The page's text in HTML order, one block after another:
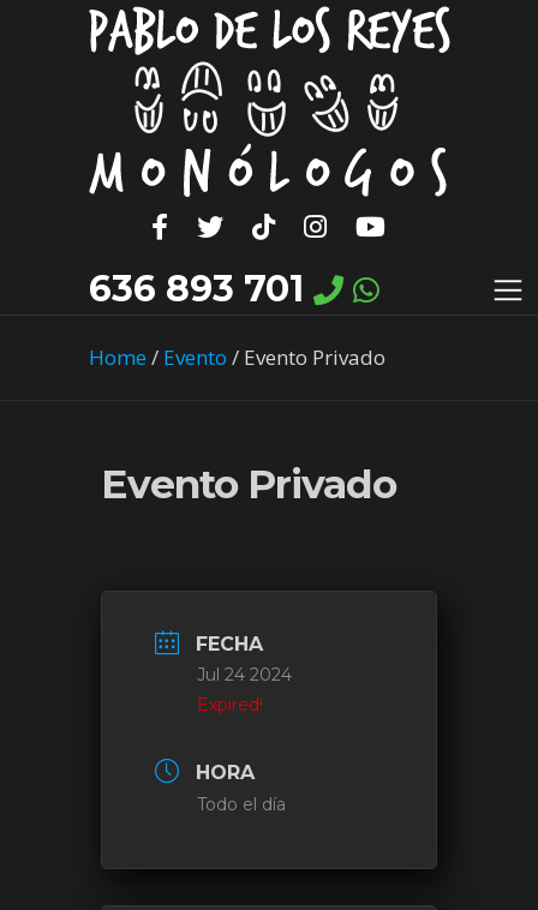
636 893 701
Home/ Evento / Evento Privado
Evento Privado
FECHA
Jul 24 2024
Expired!
HORA
Todo el día